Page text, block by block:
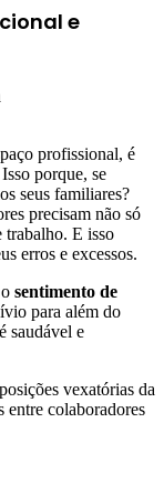
e
profissional, é
porque, se
seus familiares?
precisam não só
trabalho. E isso
erros e excessos.
sentimento de
para além do
saudável e
vexatórias da
colaboradores